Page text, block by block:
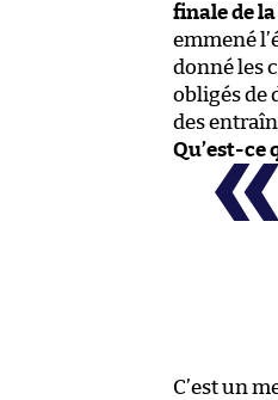
finale de la
emmené
donné les
obligés de
des
Qu’est-ce
C’est un